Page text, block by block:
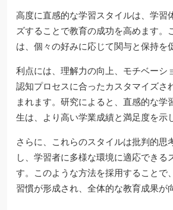
高度に直感的な学習スタイルは、学習
ズすることで教育の成功を高めます。
は、個々の好みに応じて関与と保持を
利点には、理解力の向上、モチベーシ
認知プロセスに合ったカスタマイズさ
まれます。研究によると、直感的な学
生は、より高い学業成績と満足度を示
さらに、これらのスタイルは批判的思
し、学習者に多様な環境に適応できる
す。このような方法を採用することで
習慣が形成され、全体的な教育成果が